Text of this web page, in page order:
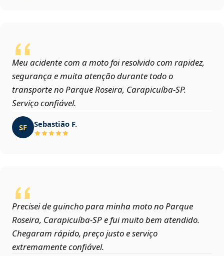
Meu acidente com a moto foi resolvido com rapidez,
segurança e muita atenção durante todo o
transporte no Parque Roseira, Carapicuíba‑SP.
Serviço confiável.
SF Sebastião F.
Precisei de guincho para minha moto no Parque
Roseira, Carapicuíba‑SP e fui muito bem atendido.
Chegaram rápido, preço justo e serviço
extremamente confiável.